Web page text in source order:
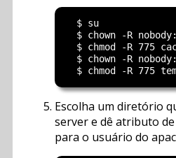
  $ su
$ chown -R
$ chmod -R 775
$ chown -R
Escolha um diretório
server e dê atributo
para o usuário do